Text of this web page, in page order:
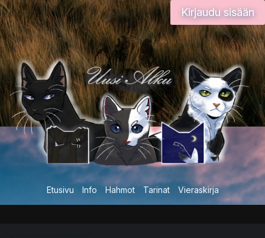
Siirry
sisältöön
Kirjaudu sisään
Etusivu Info Hahmot Tarinat Vieraskirja